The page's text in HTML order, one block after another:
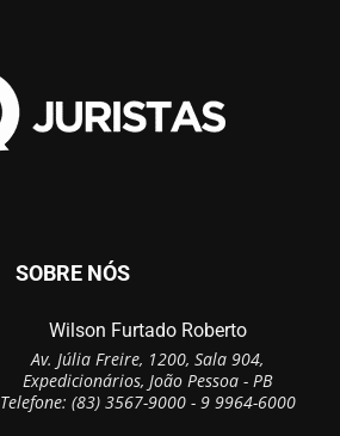
SOBRE NÓS
Wilson Furtado Roberto
Av. Júlia Freire, 1200, Sala 904,
Expedicionários, João Pessoa - PB
Telefone: (83) 3567-9000 - 9 9964-6000